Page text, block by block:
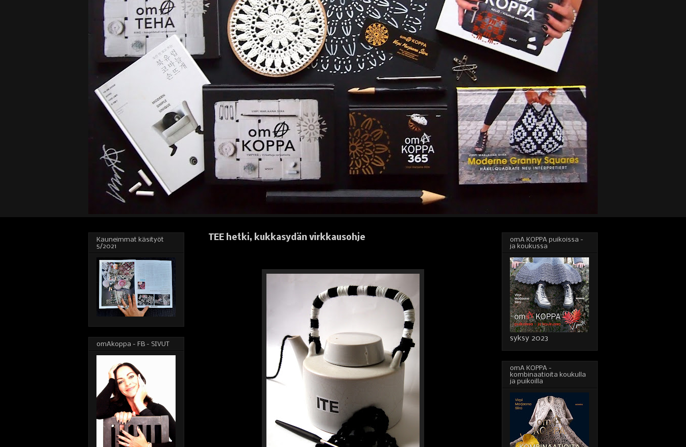
TEE hetki, kukkasydän virkkausohje
Kauneimmat käsityöt
5/2021
omAkoppa - FB - SIVUT
omA KOPPA puikoissa -
ja koukussa
syksy 2023
omA KOPPA -
kombinaatioita koukulla
ja puikoilla